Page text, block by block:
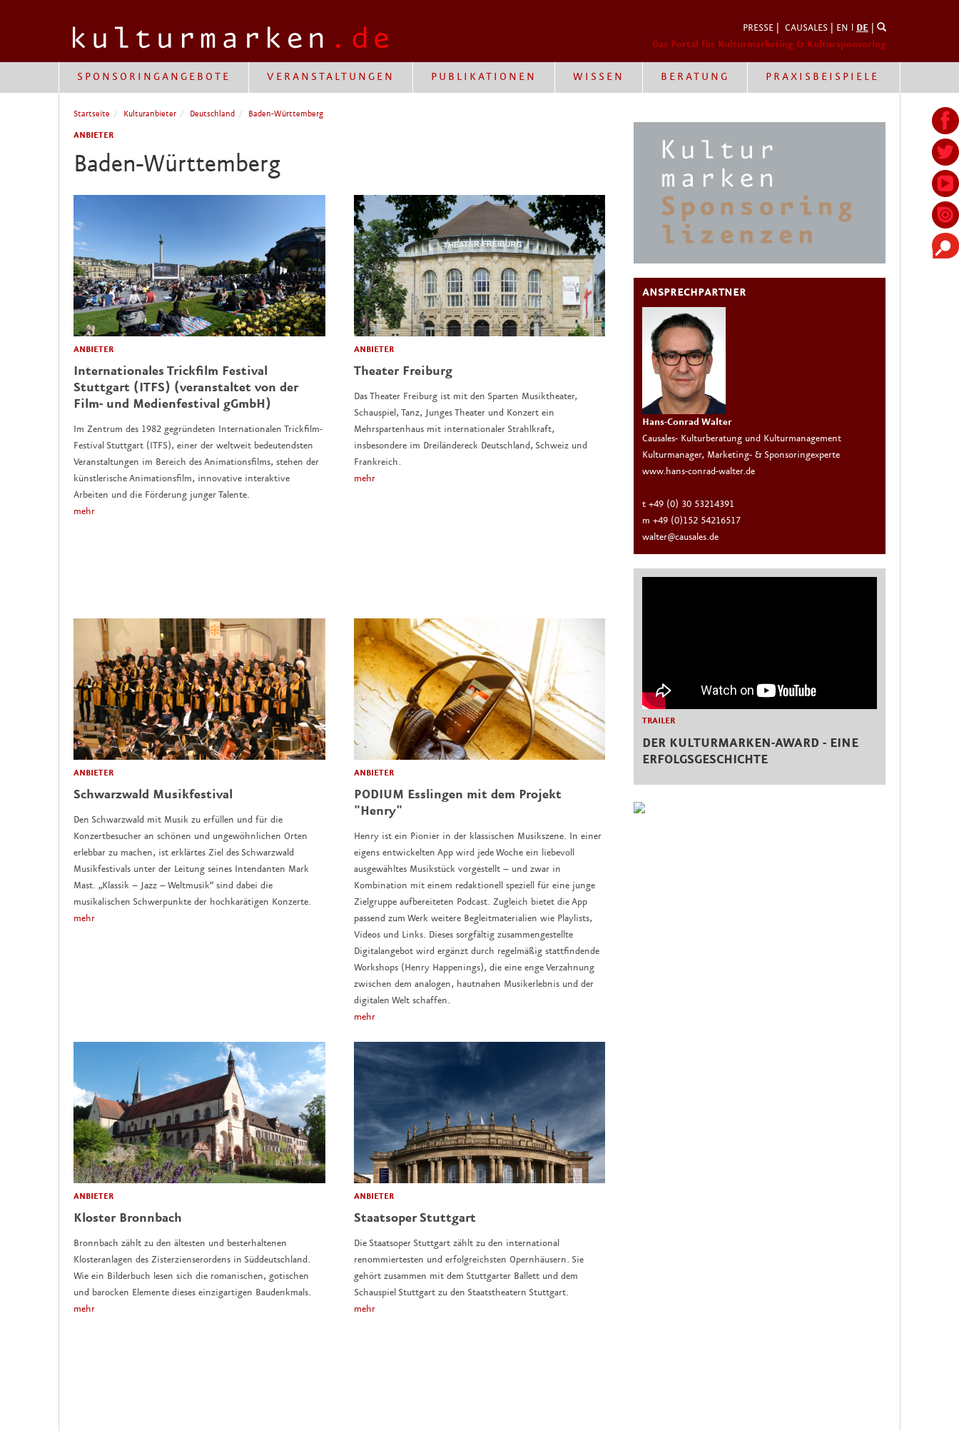
PRESSE CAUSALES EN DE
Das Portal für Kulturmarketing & Kultursponsoring
SPONSORINGANGEBOTE VERANSTALTUNGEN PUBLIKATIONEN WISSEN BERATUNG PRAXISBEISPIELE
Startseite Kulturanbieter Deutschland Baden-Württemberg
ANBIETER
Baden-Württemberg
ANBIETER
Internationales Trickfilm Festival
Stuttgart (ITFS) (veranstaltet von der
Film- und Medienfestival gGmbH)
Im Zentrum des 1982 gegründeten Internationalen Trickfilm-
Festival Stuttgart (ITFS), einer der weltweit bedeutendsten
Veranstaltungen im Bereich des Animationsfilms, stehen der
künstlerische Animationsfilm, innovative interaktive
Arbeiten und die Förderung junger Talente.
mehr
ANBIETER
Theater Freiburg
Das Theater Freiburg ist mit den Sparten Musiktheater,
Schauspiel, Tanz, Junges Theater und Konzert ein
Mehrspartenhaus mit internationaler Strahlkraft,
insbesondere im Dreiländereck Deutschland, Schweiz und
Frankreich.
mehr
ANBIETER
Schwarzwald Musikfestival
Den Schwarzwald mit Musik zu erfüllen und für die
Konzertbesucher an schönen und ungewöhnlichen Orten
erlebbar zu machen, ist erklärtes Ziel des Schwarzwald
Musikfestivals unter der Leitung seines Intendanten Mark
Mast. „Klassik – Jazz – Weltmusik“ sind dabei die
musikalischen Schwerpunkte der hochkarätigen Konzerte.
mehr
ANBIETER
PODIUM Esslingen mit dem Projekt
"Henry"
Henry ist ein Pionier in der klassischen Musikszene. In einer
eigens entwickelten App wird jede Woche ein liebevoll
ausgewähltes Musikstück vorgestellt – und zwar in
Kombination mit einem redaktionell speziell für eine junge
Zielgruppe aufbereiteten Podcast. Zugleich bietet die App
passend zum Werk weitere Begleitmaterialien wie Playlists,
Videos und Links. Dieses sorgfältig zusammengestellte
Digitalangebot wird ergänzt durch regelmäßig stattfindende
Workshops (Henry Happenings), die eine enge Verzahnung
zwischen dem analogen, hautnahen Musikerlebnis und der
digitalen Welt schaffen.
mehr
ANBIETER
Kloster Bronnbach
Bronnbach zählt zu den ältesten und besterhaltenen
Klosteranlagen des Zisterzienserordens in Süddeutschland.
Wie ein Bilderbuch lesen sich die romanischen, gotischen
und barocken Elemente dieses einzigartigen Baudenkmals.
mehr
ANBIETER
Staatsoper Stuttgart
Die Staatsoper Stuttgart zählt zu den international
renommiertesten und erfolgreichsten Opernhäusern. Sie
gehört zusammen mit dem Stuttgarter Ballett und dem
Schauspiel Stuttgart zu den Staatstheatern Stuttgart.
mehr
ANSPRECHPARTNER
Hans-Conrad Walter
Causales- Kulturberatung und Kulturmanagement
Kulturmanager, Marketing- & Sponsoringexperte
www.hans-conrad-walter.de
t +49 (0) 30 53214391
m +49 (0)152 54216517
walter@causales.de
TRAILER
DER KULTURMARKEN-AWARD - EINE
ERFOLGSGESCHICHTE